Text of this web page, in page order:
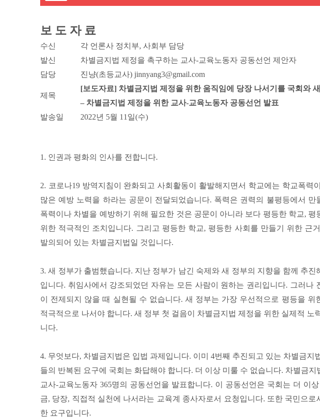
보 도 자 료
수신
각 언론사 정치부, 사회부 담당
발신
차별금지법 제정을 촉구하는 교사-교육노동자 공동선언 제안자
담당
진냥(초등교사) jinnyang3@gmail.com
제목
[보도자료] 차별금지법 제정을 위한 움직임에 당장 나서기를 국회와
– 차별금지법 제정을 위한 교사-교육노동자 공동선언 발표
발송일
2022년 5월 11일(수)
1. 인권과 평화의 인사를 전합니다.
2. 코로나19 방역지침이 완화되고 사회활동이 활발해지면서 학교에는 학교폭력
많은 예방 노력을 하라는 공문이 전달되었습니다. 폭력은 권력의 불평등에서 만
폭력이나 차별을 예방하기 위해 필요한 것은 공문이 아니라 보다 평등한 학교, 평
위한 적극적인 조치입니다. 그리고 평등한 학교, 평등한 사회를 만들기 위한 근
발의되어 있는 차별금지법일 것입니다.
3. 새 정부가 출범했습니다. 지난 정부가 남긴 숙제와 새 정부의 지향을 함께 추진
입니다. 취임사에서 강조되었던 자유는 모든 사람이 원하는 권리입니다. 그러나
이 전제되지 않을 때 실현될 수 없습니다. 새 정부는 가장 우선적으로 평등을 위
적극적으로 나서야 합니다. 새 정부 첫 걸음이 차별금지법 제정을 위한 실제적 노
니다.
4. 무엇보다, 차별금지법은 입법 과제입니다. 이미 4번째 추진되고 있는 차별금지
들의 반복된 요구에 국회는 화답해야 합니다. 더 이상 미룰 수 없습니다. 차별금지
교사-교육노동자 365명의 공동선언을 발표합니다. 이 공동선언은 국회는 더 이상
금, 당장, 직접적 실천에 나서라는 교육계 종사자로서 요청입니다. 또한 국민으로
한 요구입니다.